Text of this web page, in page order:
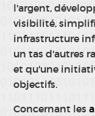
l'argent,
visibilité,
infrastructure
un tas d'autres
et qu'une
objectifs.
Concernant les